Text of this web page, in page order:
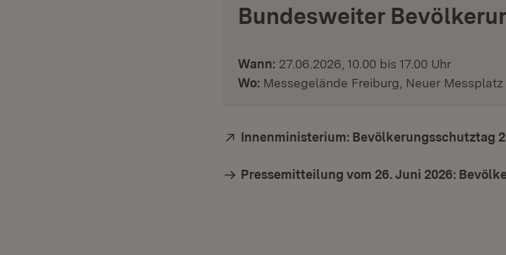
Bundesweiter
Wann: 27.06.2026, 10.00 bis 17.00 Uhr
Wo: Messegelände Freiburg, Neuer Messplatz
Extern:
Innenministerium: Bevölkerungsschutztag
Pressemitteilung vom 26. Juni 2026: